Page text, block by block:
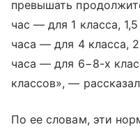
превышать
час — для 1 класса,
часа — для 4 класса,
часа — для 6−8-х
классов», —
По ее словам, эти